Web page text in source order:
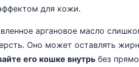
для кожи.
аргановое масло
Оно может оставлять
его кошке внутрь без